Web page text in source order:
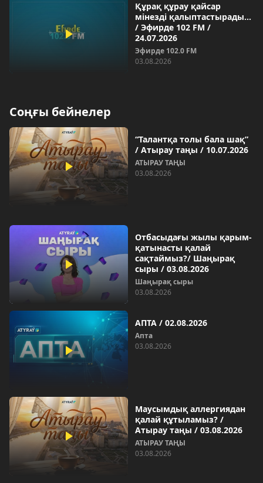
Құрақ құрау қайсар
мінезді қалыптастырады…
/ Эфирде 102 FM /
24.07.2026
Эфирде 102.0 FM
03.08.2026
Соңғы бейнелер
“Талантқа толы бала шақ”
/ Атырау таңы / 10.07.2026
АТЫРАУ ТАҢЫ
03.08.2026
Отбасыдағы жылы қарым-
қатынасты қалай
сақтаймыз?/ Шаңырақ
сыры / 03.08.2026
Шаңырақ сыры
03.08.2026
АПТА / 02.08.2026
Апта
03.08.2026
Маусымдық аллергиядан
қалай құтыламыз? /
Атырау таңы / 03.08.2026
АТЫРАУ ТАҢЫ
03.08.2026